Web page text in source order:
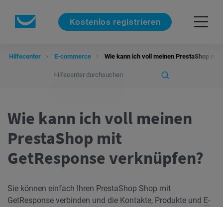
Kostenlos registrieren
Hilfecenter E-commerce Wie kann ich voll meinen PrestaShop mit
Wie kann ich voll meinen
PrestaShop mit
GetResponse verknüpfen?
Sie können einfach Ihren PrestaShop Shop mit
GetResponse verbinden und die Kontakte, Produkte und E-